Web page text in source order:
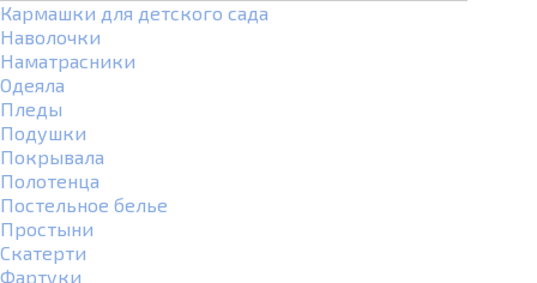
Кармашки для детского сада
Наволочки
Наматрасники
Одеяла
Пледы
Подушки
Покрывала
Полотенца
Постельное белье
Простыни
Скатерти
Фартуки